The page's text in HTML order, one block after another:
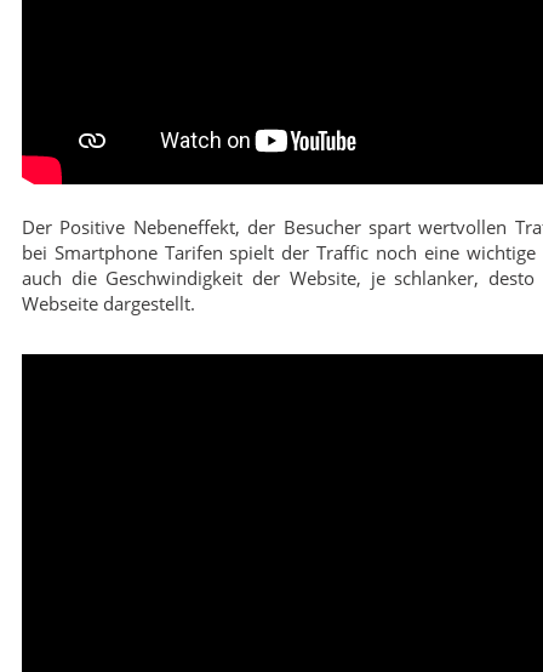
Der Positive Nebeneffekt, der Besucher spart wertvollen
bei Smartphone Tarifen spielt der Traffic noch eine
auch die Geschwindigkeit der Website, je schlanker,
Webseite dargestellt.